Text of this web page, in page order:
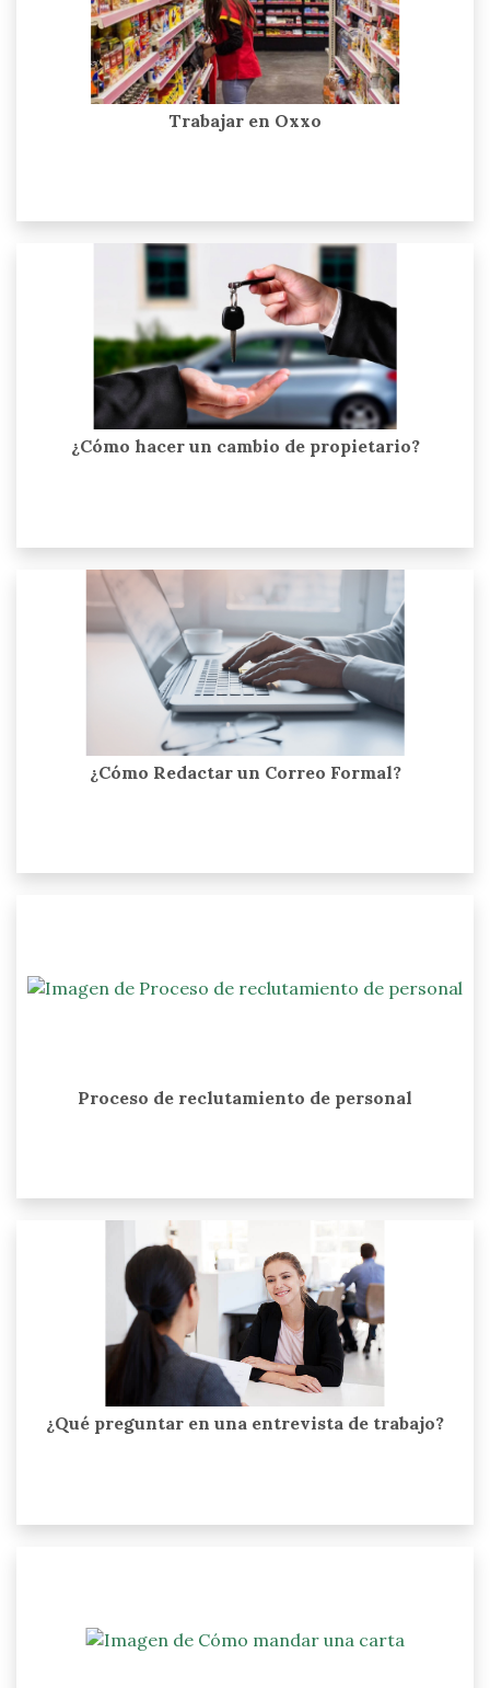
Trabajar en Oxxo
¿Cómo hacer un cambio de propietario?
¿Cómo Redactar un Correo Formal?
Proceso de reclutamiento de personal
¿Qué preguntar en una entrevista de trabajo?